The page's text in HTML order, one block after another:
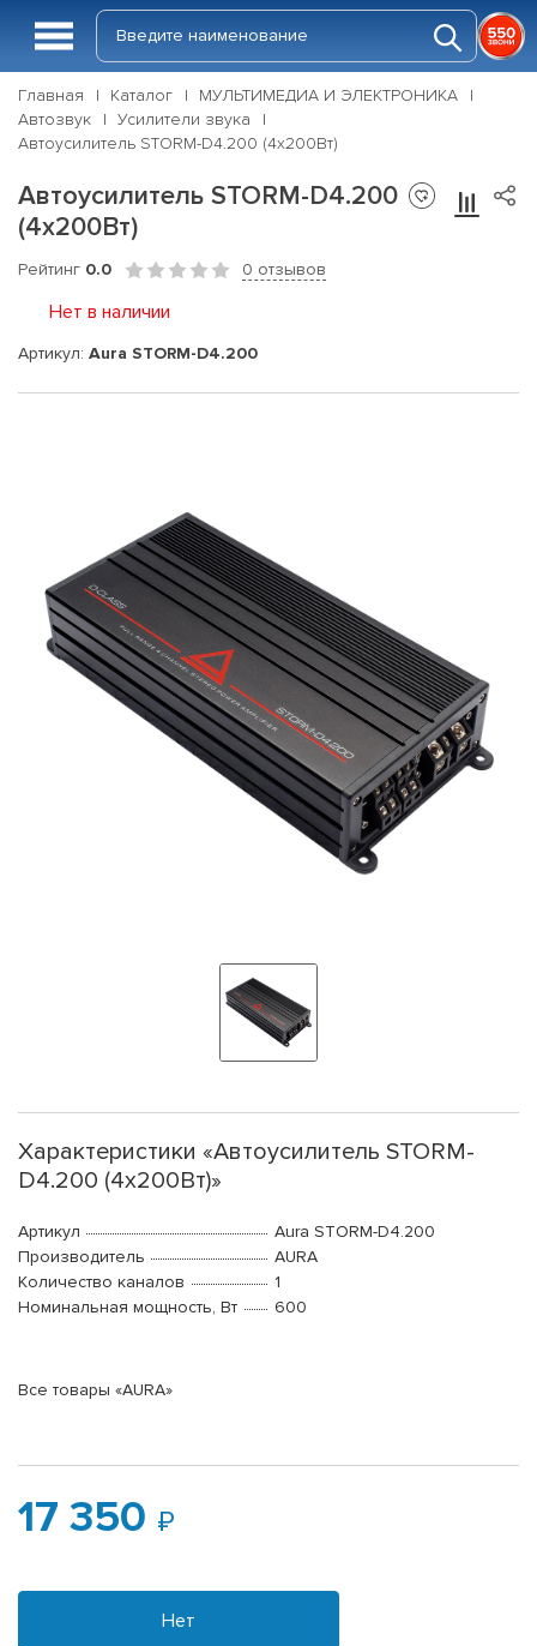
Главная Каталог
МУЛЬТИМЕДИА И ЭЛЕКТРОНИКА
Автозвук
Усилители звука
Автоусилитель STORM-D4.200 (4x200Вт)
Автоусилитель STORM-D4.200
(4x200Вт)
Рейтинг 0.0 0 отзывов
Нет в наличии
Артикул: Aura STORM-D4.200
Характеристики «Автоусилитель STORM-
D4.200 (4x200Вт)»
Артикул
Aura STORM-D4.200
Производитель
AURA
Количество каналов
1
Номинальная мощность, Вт
600
Все товары «AURA»
17 350
Нет